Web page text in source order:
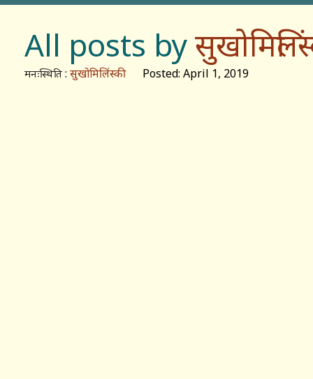
All posts by
मनःस्थिति : सुखोमिलिंस्कीPosted: April 1, 2019